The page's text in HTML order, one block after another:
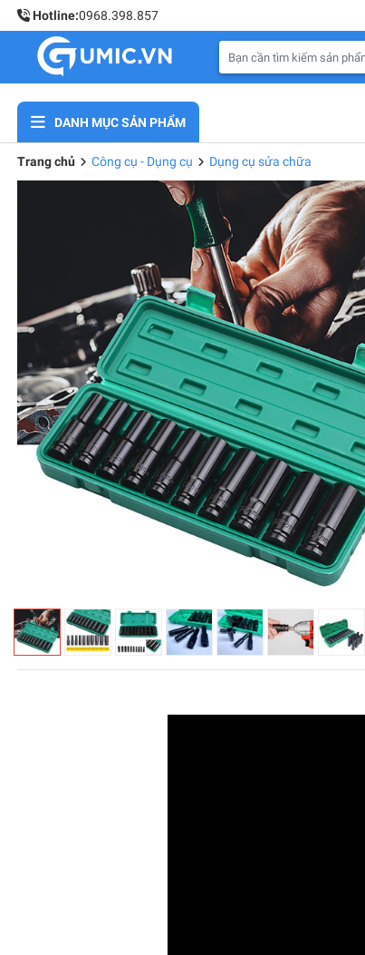
Hotline:0968.398.857
DANH MỤC SẢN PHẨM
Trang chủ Công cụ - Dụng cụ Dụng cụ sửa chữa